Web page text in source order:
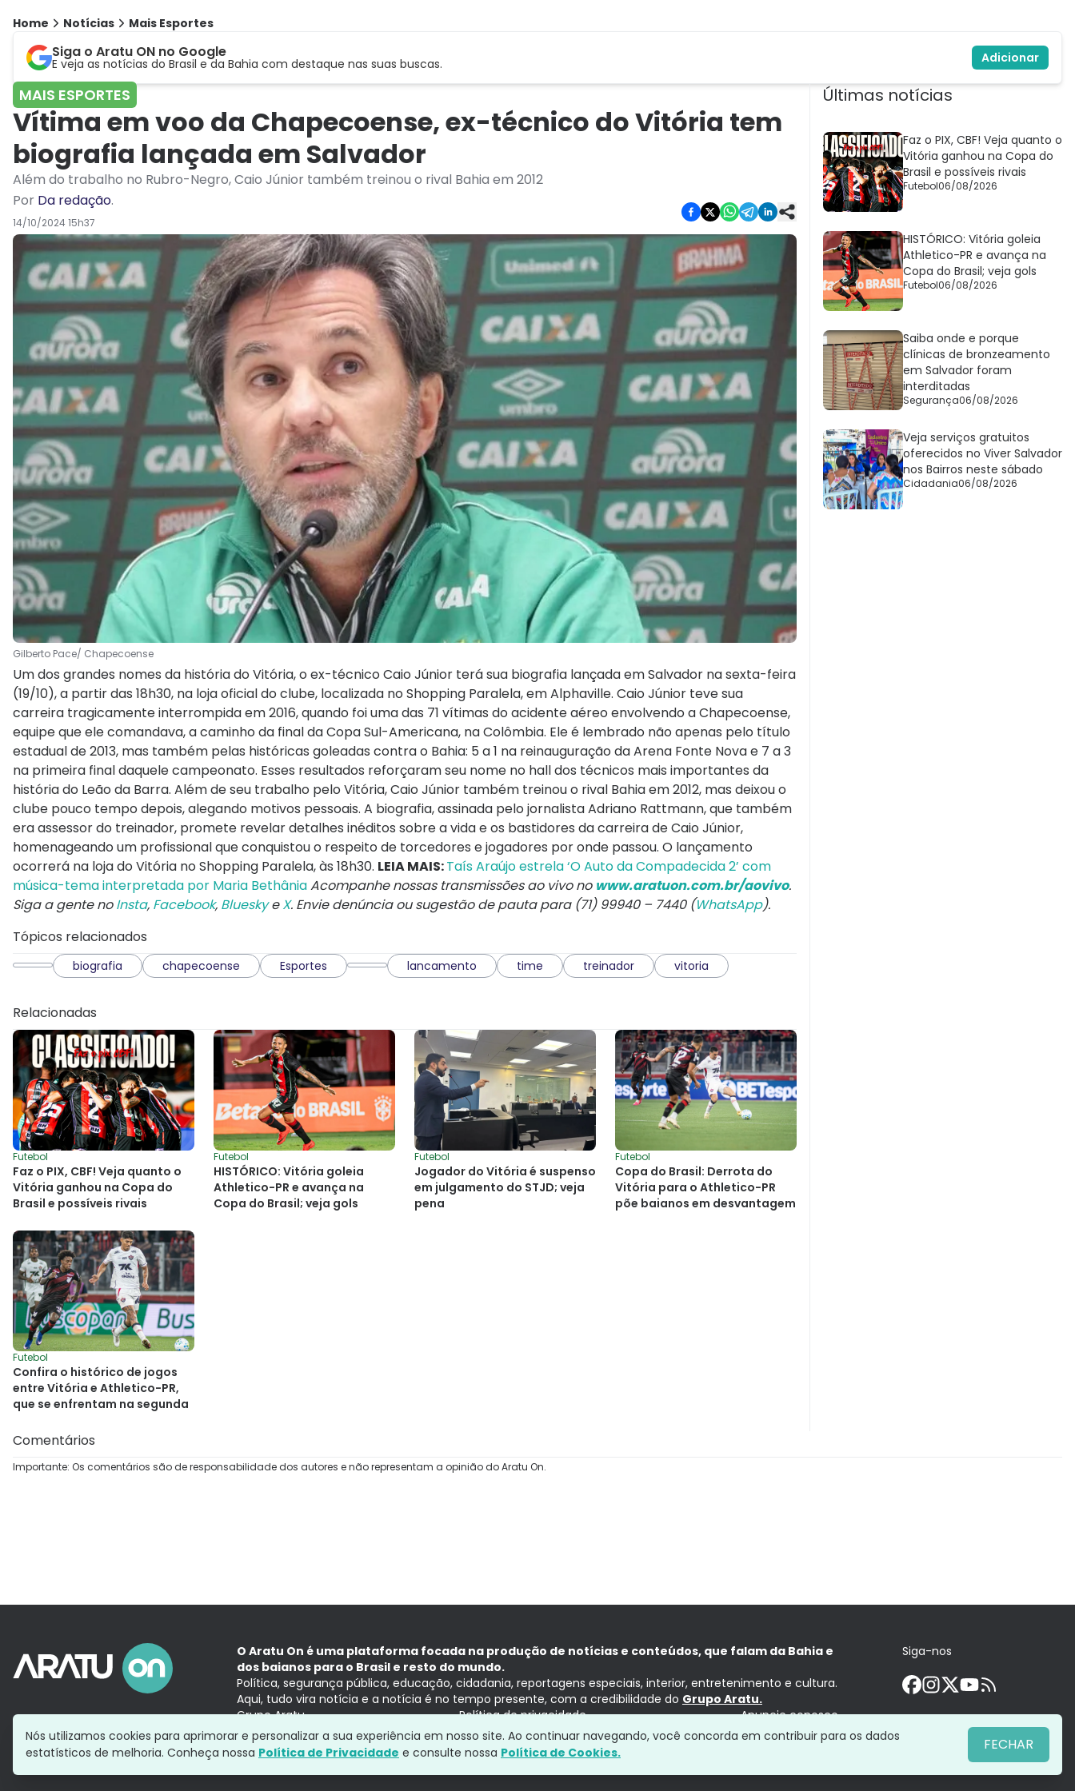
Home Notícias Mais Esportes
Siga o Aratu ON no Google
E veja as notícias do Brasil e da Bahia com destaque nas suas buscas. Adicionar
MAIS ESPORTES
Vítima em voo da Chapecoense, ex-técnico do Vitória tem
biografia lançada em Salvador
Além do trabalho no Rubro-Negro, Caio Júnior também treinou o rival Bahia em 2012
Por Da redação.
14/10/2024 15h37
Gilberto Pace/ Chapecoense
Um dos grandes nomes da história do Vitória, o ex-técnico Caio Júnior terá sua biografia lançada em Salvador na sexta-feira
(19/10), a partir das 18h30, na loja oficial do clube, localizada no Shopping Paralela, em Alphaville. Caio Júnior teve sua
carreira tragicamente interrompida em 2016, quando foi uma das 71 vítimas do acidente aéreo envolvendo a Chapecoense,
equipe que ele comandava, a caminho da final da Copa Sul-Americana, na Colômbia. Ele é lembrado não apenas pelo título
estadual de 2013, mas também pelas históricas goleadas contra o Bahia: 5 a 1 na reinauguração da Arena Fonte Nova e 7 a 3
na primeira final daquele campeonato. Esses resultados reforçaram seu nome no hall dos técnicos mais importantes da
história do Leão da Barra. Além de seu trabalho pelo Vitória, Caio Júnior também treinou o rival Bahia em 2012, mas deixou o
clube pouco tempo depois, alegando motivos pessoais. A biografia, assinada pelo jornalista Adriano Rattmann, que também
era assessor do treinador, promete revelar detalhes inéditos sobre a vida e os bastidores da carreira de Caio Júnior,
homenageando um profissional que conquistou o respeito de torcedores e jogadores por onde passou. O lançamento
ocorrerá na loja do Vitória no Shopping Paralela, às 18h30. LEIA MAIS:Taís Araújo estrela ‘O Auto da Compadecida 2’ com
música-tema interpretada por Maria BethâniaAcompanhe nossas transmissões ao vivo no www.aratuon.com.br/aovivo.
Siga a gente noInsta, Facebook, BlueskyeX. Envie denúncia ou sugestão de pauta para (71) 99940 – 7440 (WhatsApp).
Tópicos relacionados
biografia chapecoense Esportes lancamento time treinador vitoria
Relacionadas
Futebol
Faz o PIX, CBF! Veja quanto o
Vitória ganhou na Copa do
Brasil e possíveis rivais
Futebol
HISTÓRICO: Vitória goleia
Athletico-PR e avança na
Copa do Brasil; veja gols
Futebol
Jogador do Vitória é suspenso
em julgamento do STJD; veja
pena
Futebol
Copa do Brasil: Derrota do
Vitória para o Athletico-PR
põe baianos em desvantagem
Futebol
Confira o histórico de jogos
entre Vitória e Athletico-PR,
que se enfrentam na segunda
Últimas notícias
Faz o PIX, CBF! Veja quanto o
Vitória ganhou na Copa do
Brasil e possíveis rivais
Futebol06/08/2026
HISTÓRICO: Vitória goleia
Athletico-PR e avança na
Copa do Brasil; veja gols
Futebol06/08/2026
Saiba onde e porque
clínicas de bronzeamento
em Salvador foram
interditadas
Segurança06/08/2026
Veja serviços gratuitos
oferecidos no Viver Salvador
nos Bairros neste sábado
Cidadania06/08/2026
Comentários
Importante: Os comentários são de responsabilidade dos autores e não representam a opinião do Aratu On.
O Aratu On é uma plataforma focada na produção de notícias e conteúdos, que falam da Bahia e
dos baianos para o Brasil e resto do mundo.
Política, segurança pública, educação, cidadania, reportagens especiais, interior, entretenimento e cultura.
Aqui, tudo vira notícia e a notícia é no tempo presente, com a credibilidade do Grupo Aratu.
Grupo Aratu
Política de privacidade Anuncie conosco
Siga-nos
Nós utilizamos cookies para aprimorar e personalizar a sua experiência em nosso site. Ao continuar navegando, você concorda em contribuir para os dados
estatísticos de melhoria. Conheça nossa Política de Privacidade e consulte nossa Política de Cookies. FECHAR